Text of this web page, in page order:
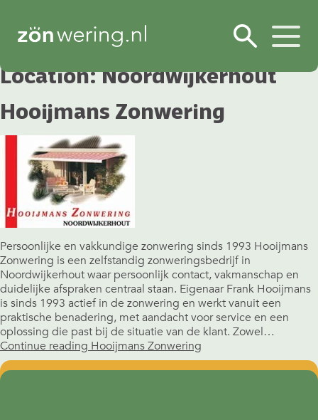
Location:Noordwijkerhout
Hooijmans Zonwering
Persoonlijke en vakkundige zonwering sinds 1993 Hooijmans
Zonwering is een zelfstandig zonweringsbedrijf in
Noordwijkerhout waar persoonlijk contact, vakmanschap en
duidelijke afspraken centraal staan. Eigenaar Frank Hooijmans
is sinds 1993 actief in de zonwering en werkt vanuit een
praktische benadering, met aandacht voor service en een
oplossing die past bij de situatie van de klant. Zowel…
Continue reading Hooijmans Zonwering